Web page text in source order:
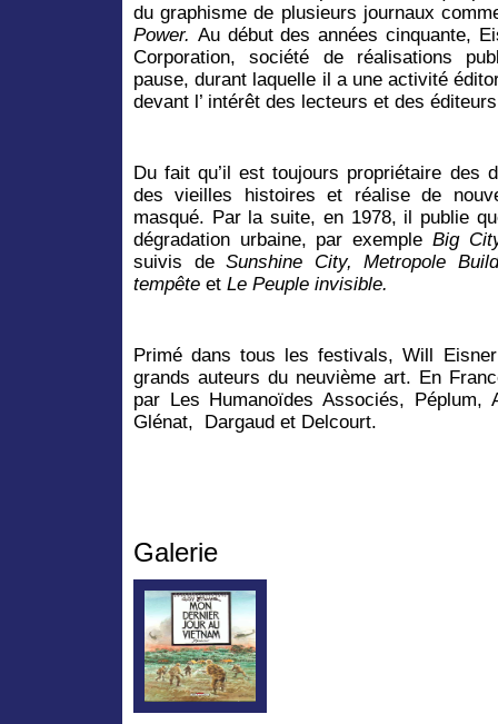
du graphisme de plusieurs journaux
Power. Au début des années cinquante,
Corporation, société de réalisations
pause, durant laquelle il a une activité
devant l’ intérêt des lecteurs et des
Du fait qu’il est toujours propriétaire des
des vieilles histoires et réalise de
masqué. Par la suite, en 1978, il publie
dégradation urbaine, par exemple Big
suivis deSunshine City, Metropole
tempête et Le Peuple invisible.
Primé dans tous les festivals, Will
grands auteurs du neuvième art. En
par Les Humanoïdes Associés, Péplum,
Glénat,
Dargaud et Delcourt.
Galerie